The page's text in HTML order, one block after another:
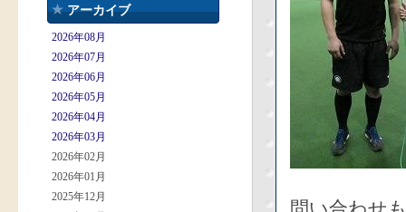
アーカイブ
2026年08月
2026年07月
2026年06月
2026年05月
2026年04月
2026年03月
2026年02月
2026年01月
2025年12月